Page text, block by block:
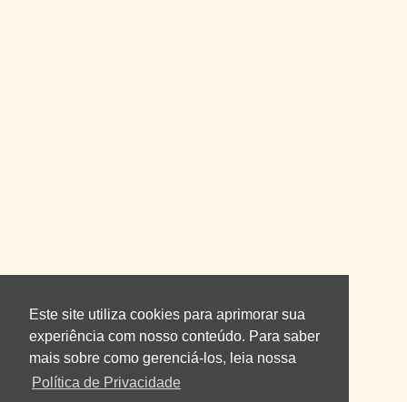
Este site utiliza cookies para aprimorar sua
experiência com nosso conteúdo. Para saber
mais sobre como gerenciá-los, leia nossa
Política de Privacidade